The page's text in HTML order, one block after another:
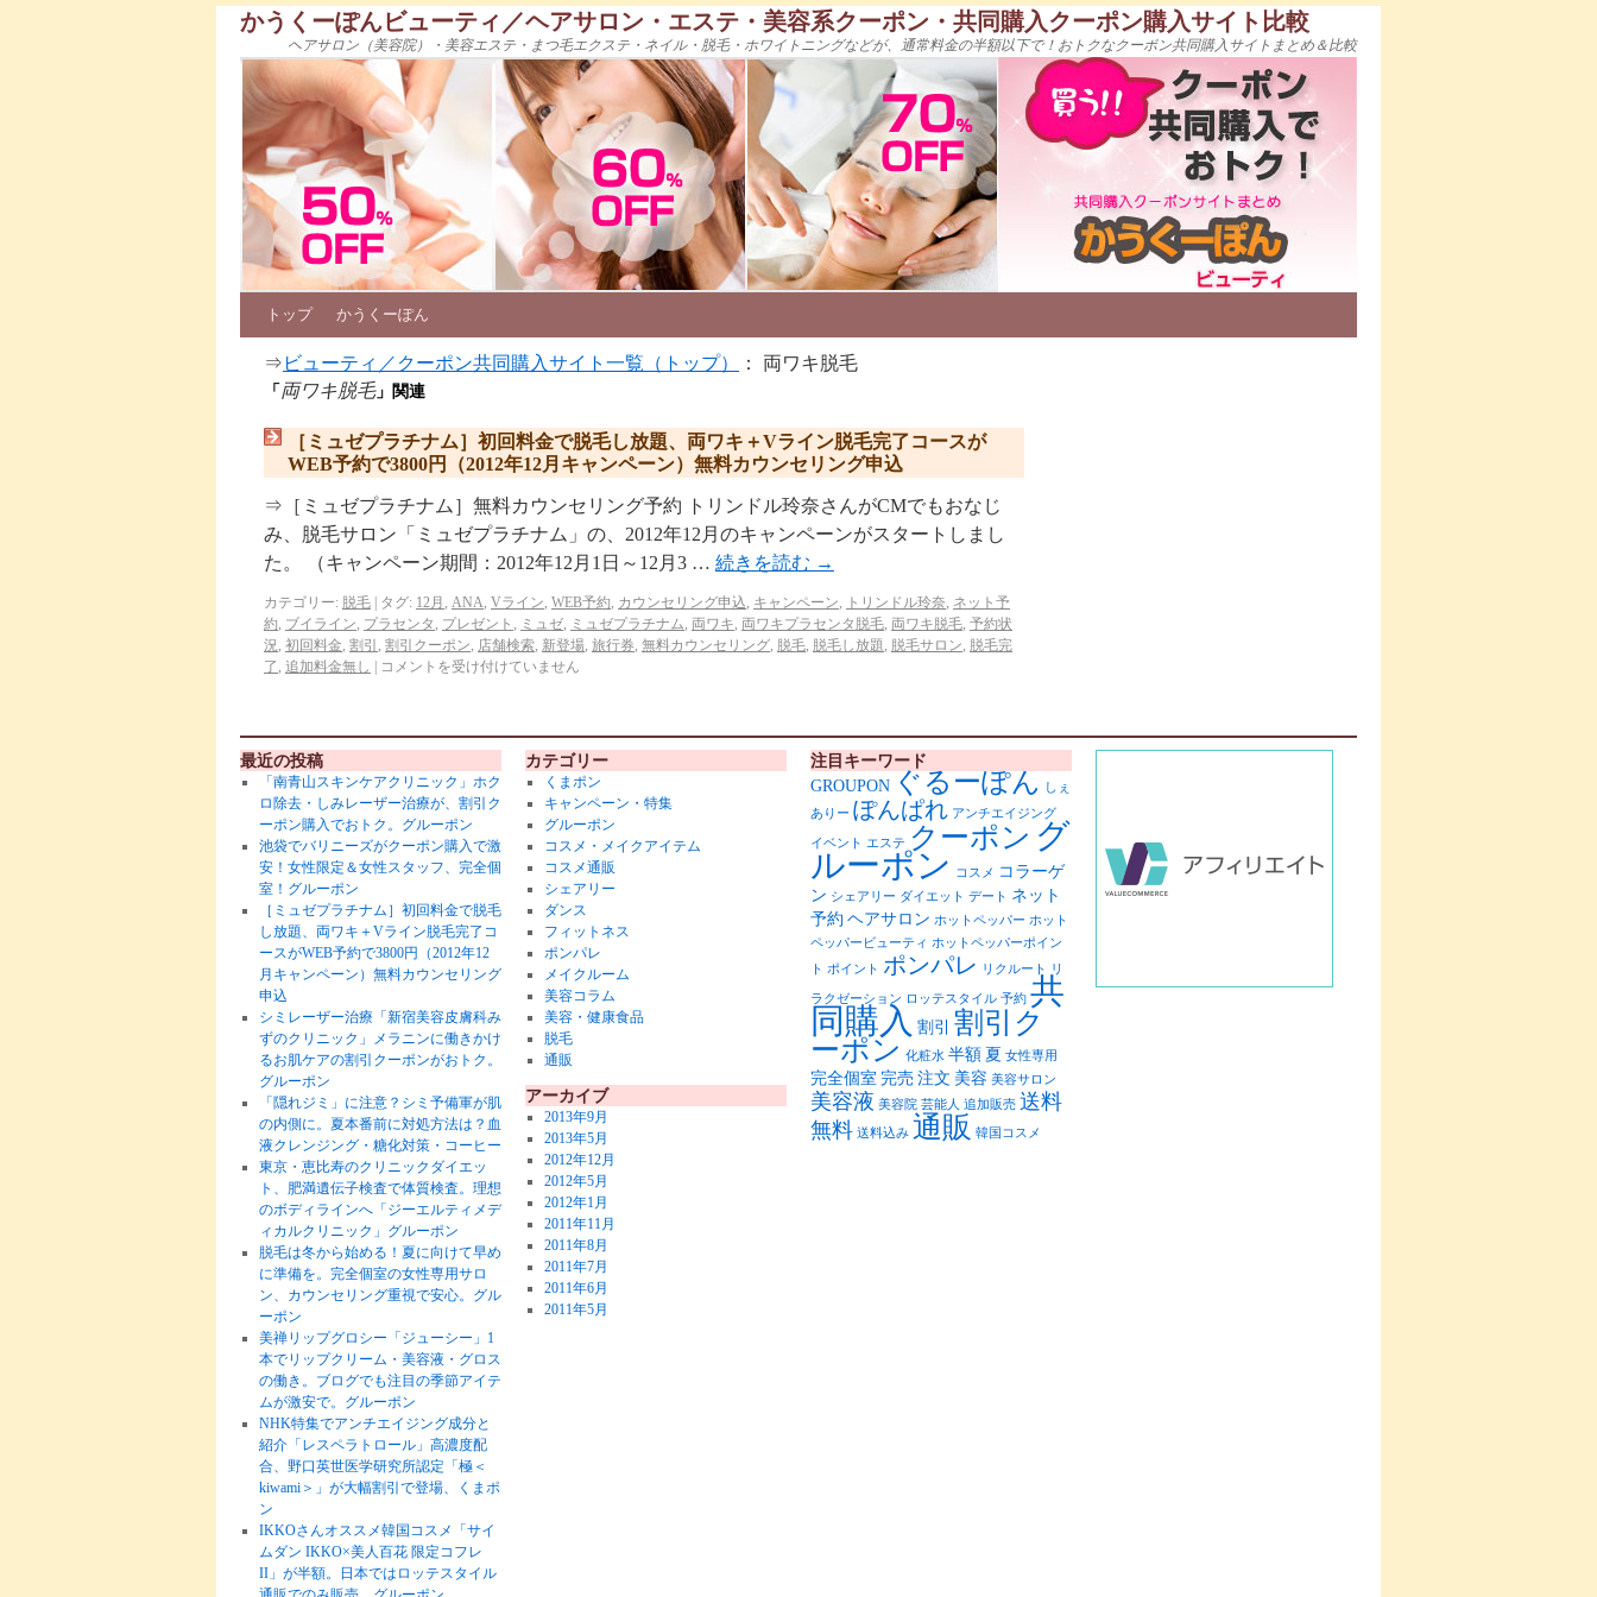
かうくーぽんビューティ／ヘアサロン・エステ・美容系クーポン・共同購入クーポン購入サイト比較
ヘアサロン（美容院）・美容エステ・まつ毛エクステ・ネイル・脱毛・ホワイトニングなどが、通常料金の半額以下で！おトクなクーポン共同購入サイトまとめ＆比較
トップ かうくーぽん
⇒ ビューティ／クーポン共同購入サイト一覧（トップ） ： 両ワキ脱毛
「 両ワキ脱毛」関連
［ミュゼプラチナム］初回料金で脱毛し放題、両ワキ＋Vライン脱毛完了コースが
WEB予約で3800円（2012年12月キャンペーン）無料カウンセリング申込
⇒［ミュゼプラチナム］無料カウンセリング予約 トリンドル玲奈さんがCMでもおなじ
み、脱毛サロン「ミュゼプラチナム」の、2012年12月のキャンペーンがスタートしまし
た。 （キャンペーン期間：2012年12月1日～12月3 … 続きを読む →
カテゴリー: 脱毛 タグ: 12月 , ANA, Vライン, WEB予約, カウンセリング申込, キャンペーン, トリンドル玲奈, ネット予
約, ブイライン, プラセンタ , プレゼント , ミュゼ, ミュゼプラチナム, 両ワキ, 両ワキプラセンタ脱毛, 両ワキ脱毛, 予約状
況, 初回料金, 割引 , 割引クーポン, 店舗検索, 新登場, 旅行券, 無料カウンセリング, 脱毛, 脱毛し放題, 脱毛サロン, 脱毛完
了 , 追加料金無し コメントを受け付けていません
最近の投稿
「南青山スキンケアクリニック」ホク
ロ除去・しみレーザー治療が、割引ク
ーポン購入でおトク。グルーポン
池袋でバリニーズがクーポン購入で激
安！女性限定＆女性スタッフ、完全個
室！グルーポン
［ミュゼプラチナム］初回料金で脱毛
し放題、両ワキ＋Vライン脱毛完了コ
ースがWEB予約で3800円（2012年12
月キャンペーン）無料カウンセリング
申込
シミレーザー治療「新宿美容皮膚科み
ずのクリニック」メラニンに働きかけ
るお肌ケアの割引クーポンがおトク。
グルーポン
「隠れジミ」に注意？シミ予備軍が肌
の内側に。夏本番前に対処方法は？血
液クレンジング・糖化対策・コーヒー
東京・恵比寿のクリニックダイエッ
ト、肥満遺伝子検査で体質検査。理想
のボディラインへ「ジーエルティメデ
ィカルクリニック」グルーポン
脱毛は冬から始める！夏に向けて早め
に準備を。完全個室の女性専用サロ
ン、カウンセリング重視で安心。グル
ーポン
美禅リップグロシー「ジューシー」1
本でリップクリーム・美容液・グロス
の働き。ブログでも注目の季節アイテ
ムが激安で。グルーポン
NHK特集でアンチエイジング成分と
紹介「レスペラトロール」高濃度配
合、野口英世医学研究所認定「極＜
kiwami＞」が大幅割引で登場、くまポ
ン
IKKOさんオススメ韓国コスメ「サイ
ムダン IKKO×美人百花 限定コフレ
II」が半額。日本ではロッテスタイル
カテゴリー
くまポン
キャンペーン・特集
グルーポン
コスメ・メイクアイテム
コスメ通販
シェアリー
ダンス
フィットネス
ポンパレ
メイクルーム
美容コラム
美容・健康食品
脱毛
通販
アーカイブ
2013年9月
2013年5月
2012年12月
2012年5月
2012年1月
2011年11月
2011年8月
2011年7月
2011年6月
2011年5月
注目キーワード
GROUPONぐるーぽん しぇ
ありー ぽんぱれ アンチエイジング
イベント エステ クーポン グ
ルーポン コスメ
コラーゲ
ン シェアリー ダイエット デート ネット
予約 ヘアサロン ホットペッパー ホット
ペッパービューティ ホットペッパーポイン
ト ポイント ポンパレ リクルート リ
ラクゼーション ロッテスタイル 予約 共
同購入 割引
割引ク
ーポン 化粧水 半額 夏 女性専用
完全個室 完売 注文 美容 美容サロン
美容液 美容院 芸能人 追加販売 送料
無料 送料込み 通販 韓国コスメ